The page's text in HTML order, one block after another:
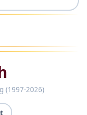
(1997-2026)